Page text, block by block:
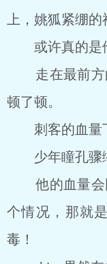
上，姚狐紧绷
或许真的是
走在最前方
顿了顿。
刺客的血量
少年瞳孔骤
他的血量会
个情况，那就
毒！